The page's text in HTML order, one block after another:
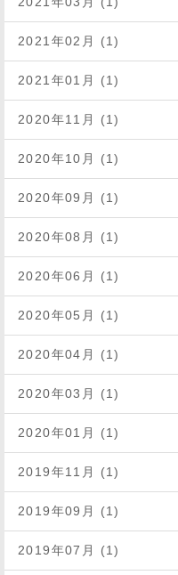
2021年02月 (1)
2021年01月 (1)
2020年11月 (1)
2020年10月 (1)
2020年09月 (1)
2020年08月 (1)
2020年06月 (1)
2020年05月 (1)
2020年04月 (1)
2020年03月 (1)
2020年01月 (1)
2019年11月 (1)
2019年09月 (1)
2019年07月 (1)